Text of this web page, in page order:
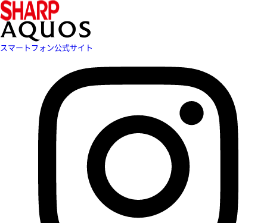
スマートフォン公式サイト